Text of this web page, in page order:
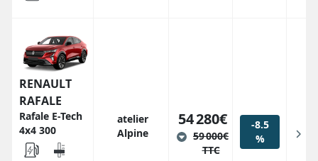
RENAULT
RAFALE
Rafale E-Tech
4x4 300
atelier
Alpine
54 280€
59 000€
TTC
-8.5
%